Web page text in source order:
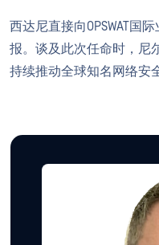
西达尼直接向OPSWAT国
报。谈及此次任命时，尼
持续推动全球知名网络安